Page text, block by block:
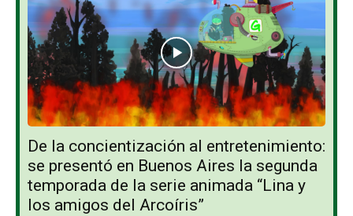
De la concientización al entretenimiento:
se presentó en Buenos Aires la segunda
temporada de la serie animada “Lina y
los amigos del Arcoíris”